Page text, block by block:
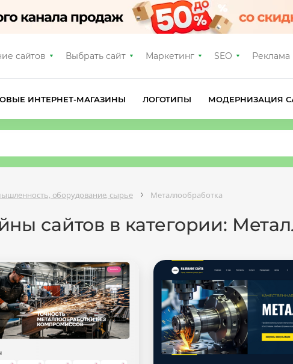
сайтов Выбрать сайт Маркетинг SEO Реклама
ИНТЕРНЕТ-МАГАЗИНЫ ЛОГОТИПЫ МОДЕРНИЗАЦИЯ
оборудование, сырье Металлообработка
сайтов в категории: